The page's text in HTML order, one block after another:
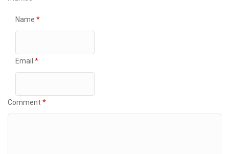
Name *
Email *
Comment *